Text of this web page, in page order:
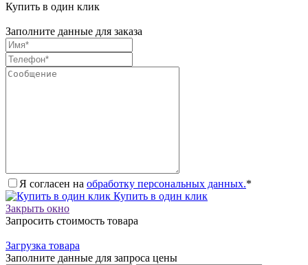
Купить в один клик
Заполните данные для заказа
Я согласен на обработку персональных данных.*
Купить в один клик
Закрыть окно
Запросить стоимость товара
Загрузка товара
Заполните данные для запроса цены